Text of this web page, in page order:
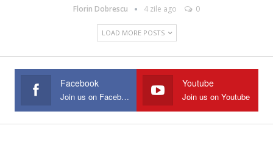
Florin Dobrescu 4 zile ago 0
LOAD MORE POSTS
Facebook
Join us on Facebook
Youtube
Join us on Youtube